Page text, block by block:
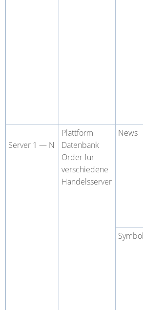
Server 1 — N
Plattform
Datenbank
Order für
verschiedene
Handelsserver
News